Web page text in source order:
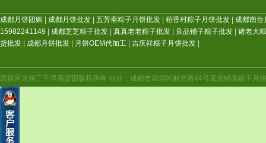
成都月饼团购 成都月饼批发 五芳斋粽子月饼批发 稻香村粽子月饼批发
成都南台
15982241149
成都芝芝粽子批发 真真老老粽子批发 良品铺子粽子批发
诸老大
货批发
成都月饼批发 月饼OEM代加工 吉庆祥粽子月饼批发
武侯区龙福三千里商贸部版权所有 地址：成都市武侯区航空路44号底层铺面粽子